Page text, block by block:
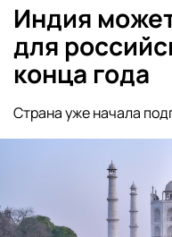
Индия
для
конца года
Страна уже начала